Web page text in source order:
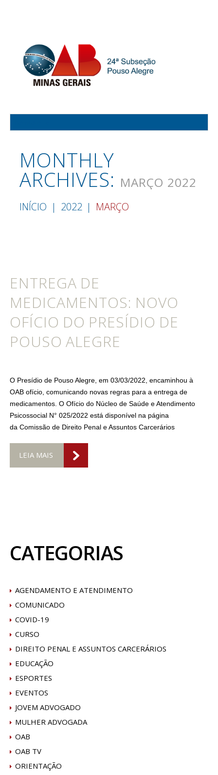
MONTHLY
ARCHIVES: MARÇO 2022
INÍCIO 2022 MARÇO
ENTREGA DE
MEDICAMENTOS: NOVO
OFÍCIO DO PRESÍDIO DE
POUSO ALEGRE
O Presídio de Pouso Alegre, em 03/03/2022, encaminhou à
OAB ofício, comunicando novas regras para a entrega de
medicamentos. O Ofício do Núcleo de Saúde e Atendimento
Psicossocial N° 025/2022 está disponível na página
da Comissão de Direito Penal e Assuntos Carcerários
LEIA MAIS
CATEGORIAS
AGENDAMENTO E ATENDIMENTO
COMUNICADO
COVID-19
CURSO
DIREITO PENAL E ASSUNTOS CARCERÁRIOS
EDUCAÇÃO
ESPORTES
EVENTOS
JOVEM ADVOGADO
MULHER ADVOGADA
OAB
OAB TV
ORIENTAÇÃO